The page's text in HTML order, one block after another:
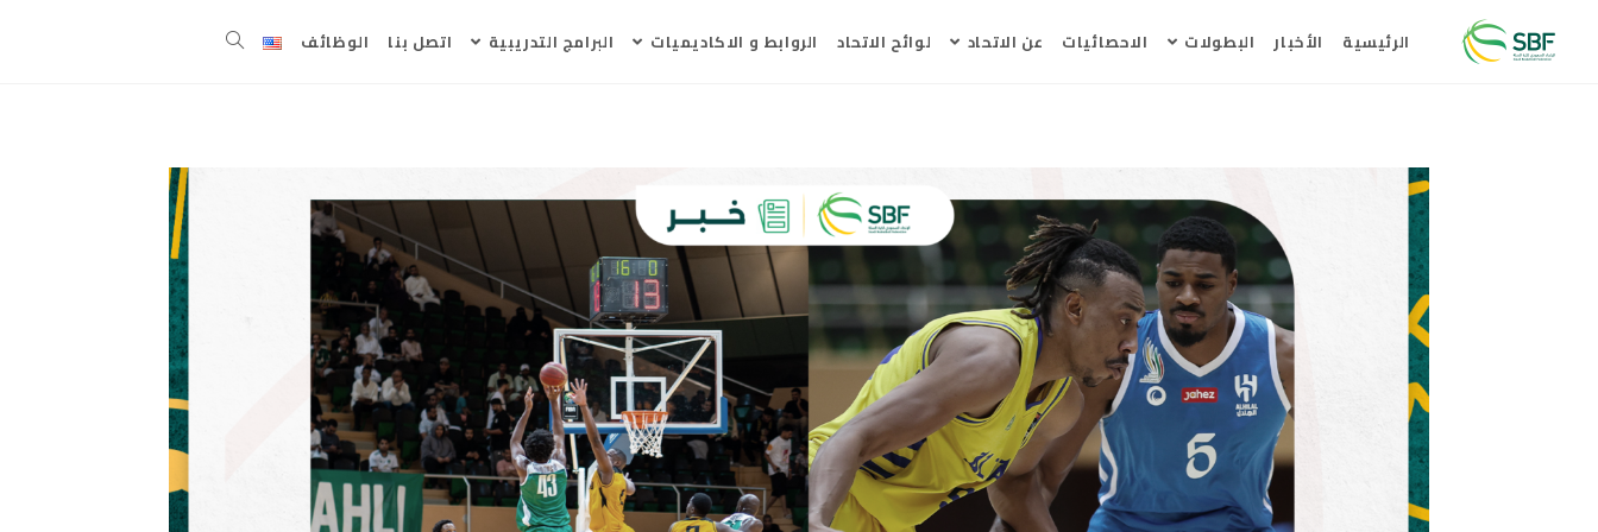
الرئيسية الأخبار البطولات الاحصائيات عن الاتحاد لوائح الاتحاد الروابط و الاكاديميات البرامج التدريبية اتصل بنا الوظائف